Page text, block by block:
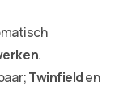
.
Twinfielden